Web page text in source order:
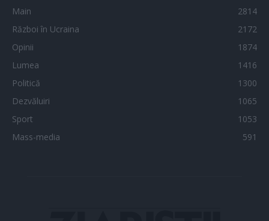
Main
2814
Război în Ucraina
2172
Opinii
1874
Lumea
1416
Politică
1300
Dezvăluiri
1065
Sport
1053
Mass-media
591